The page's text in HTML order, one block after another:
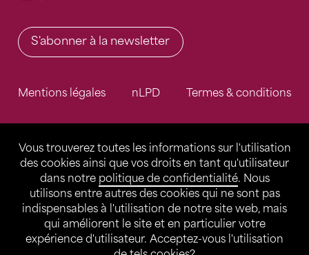
Vous trouverez toutes les informations sur l'utilisation
des cookies ainsi que vos droits en tant qu'utilisateur
dans notre politique de confidentialité. Nous
utilisons entre autres des cookies qui ne sont pas
indispensables à l'utilisation de notre site web, mais
qui améliorent le site et en particulier votre
expérience d'utilisateur. Acceptez-vous l'utilisation
S'abonner à la newsletter
Mentions légales nLPD Termes & conditions